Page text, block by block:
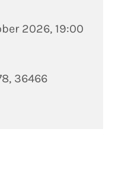
2026, 19:00
36466